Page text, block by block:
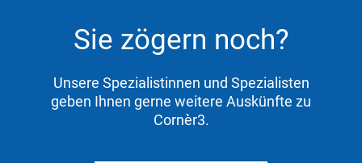
Sie zögern noch?
Unsere Spezialistinnen und Spezialisten
geben Ihnen gerne weitere Auskünfte zu
Cornèr3.